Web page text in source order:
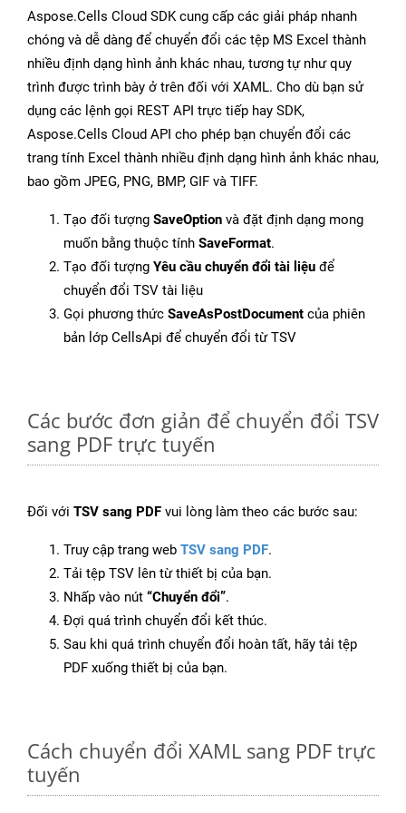
Aspose.Cells Cloud SDK cung cấp các giải pháp nhanh
chóng và dễ dàng để chuyển đổi các tệp MS Excel thành
nhiều định dạng hình ảnh khác nhau, tương tự như quy
trình được trình bày ở trên đối với XAML. Cho dù bạn sử
dụng các lệnh gọi REST API trực tiếp hay SDK,
Aspose.Cells Cloud API cho phép bạn chuyển đổi các
trang tính Excel thành nhiều định dạng hình ảnh khác nhau,
bao gồm JPEG, PNG, BMP, GIF và TIFF.
Tạo đối tượng SaveOption và đặt định dạng mong
muốn bằng thuộc tính SaveFormat.
Tạo đối tượng Yêu cầu chuyển đổi tài liệu để
chuyển đổi TSV tài liệu
Gọi phương thức SaveAsPostDocument của phiên
bản lớp CellsApi để chuyển đổi từ TSV
Các bước đơn giản để chuyển đổi TSV
sang PDF trực tuyến
Đối với TSV sang PDF vui lòng làm theo các bước sau:
Truy cập trang web TSV sang PDF.
Tải tệp TSV lên từ thiết bị của bạn.
Nhấp vào nút “Chuyển đổi”.
Đợi quá trình chuyển đổi kết thúc.
Sau khi quá trình chuyển đổi hoàn tất, hãy tải tệp
PDF xuống thiết bị của bạn.
Cách chuyển đổi XAML sang PDF trực
tuyến